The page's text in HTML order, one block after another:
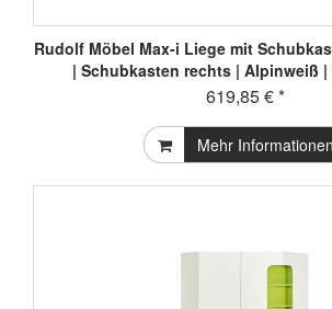
Rudolf Möbel Max-i Liege mit
| Schubkasten rechts | Alpinweiß
619,85 € *
Mehr Informationen